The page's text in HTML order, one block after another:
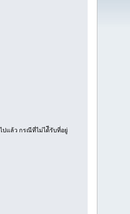
ปแล้ว กรณีที่ไม่ได้ีรับที่อยู่